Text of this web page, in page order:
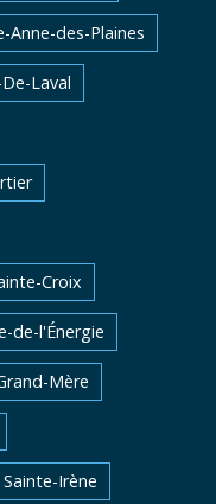
Anne-des-Plaines
Laval
Croix
de-l'Énergie
Mère
Sainte-Irène